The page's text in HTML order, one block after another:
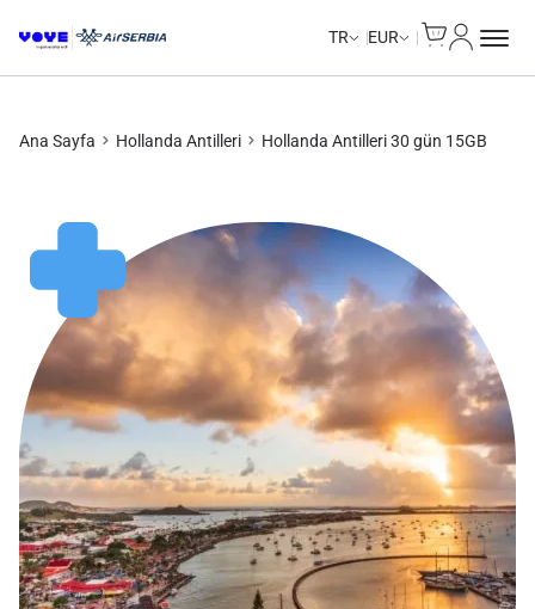
TR EUR
Ana Sayfa Hollanda Antilleri Hollanda Antilleri 30 gün 15GB